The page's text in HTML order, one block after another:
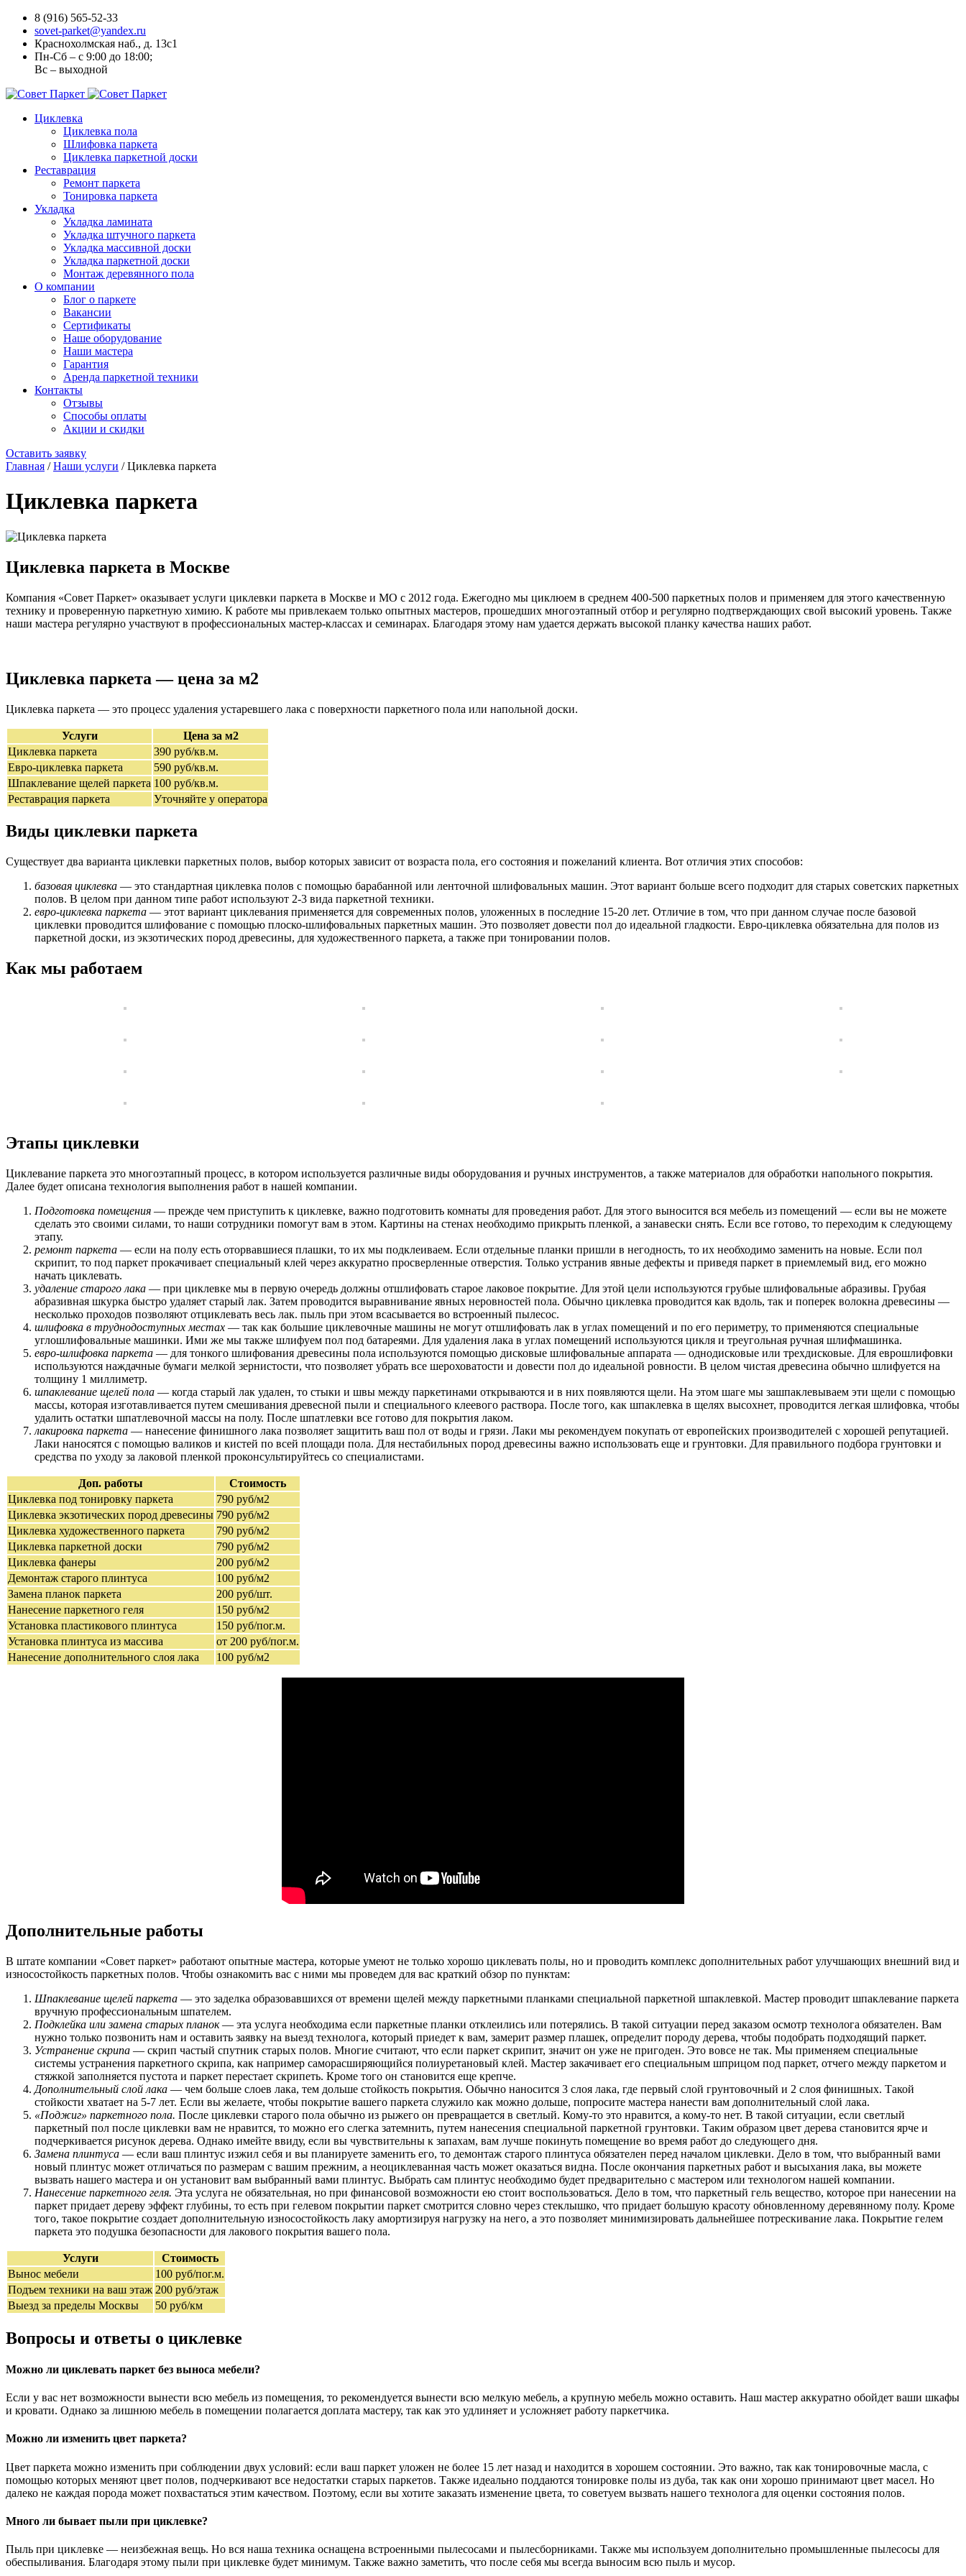
8 (916) 565-52-33
sovet-parket@yandex.ru
Краснохолмская наб., д. 13с1
Пн-Сб – с 9:00 до 18:00;
Вс – выходной
Циклевка
Циклевка пола
Шлифовка паркета
Циклевка паркетной доски
Реставрация
Ремонт паркета
Тонировка паркета
Укладка
Укладка ламината
Укладка штучного паркета
Укладка массивной доски
Укладка паркетной доски
Монтаж деревянного пола
О компании
Блог о паркете
Вакансии
Сертификаты
Наше оборудование
Наши мастера
Гарантия
Аренда паркетной техники
Контакты
Отзывы
Способы оплаты
Акции и скидки
Оставить заявку
Главная /Наши услуги /Циклевка паркета
Циклевка паркета
Циклевка паркета в Москве
Компания «Совет Паркет» оказывает услуги циклевки паркета в Москве и МО с 2012 года. Ежегодно мы циклюем в среднем 400-500 паркетных полов и применяем для этого качественную
технику и проверенную паркетную химию. К работе мы привлекаем только опытных мастеров, прошедших многоэтапный отбор и регулярно подтверждающих свой высокий уровень. Также
наши мастера регулярно участвуют в профессиональных мастер-классах и семинарах. Благодаря этому нам удается держать высокой планку качества наших работ.
Циклевка паркета — цена за м2
Циклевка паркета — это процесс удаления устаревшего лака с поверхности паркетного пола или напольной доски.
Услуги
Цена за м2
Циклевка паркета
390 руб/кв.м.
Евро-циклевка паркета
590 руб/кв.м.
Шпаклевание щелей паркета 100 руб/кв.м.
Реставрация паркета
Уточняйте у оператора
Виды циклевки паркета
Существует два варианта циклевки паркетных полов, выбор которых зависит от возраста пола, его состояния и пожеланий клиента. Вот отличия этих способов:
базовая циклевка — это стандартная циклевка полов с помощью барабанной или ленточной шлифовальных машин. Этот вариант больше всего подходит для старых советских паркетных
полов. В целом при данном типе работ используют 2-3 вида паркетной техники.
евро-циклевка паркета — этот вариант циклевания применяется для современных полов, уложенных в последние 15-20 лет. Отличие в том, что при данном случае после базовой
циклевки проводится шлифование с помощью плоско-шлифовальных паркетных машин. Это позволяет довести пол до идеальной гладкости. Евро-циклевка обязательна для полов из
паркетной доски, из экзотических пород древесины, для художественного паркета, а также при тонировании полов.
Как мы работаем
Этапы циклевки
Циклевание паркета это многоэтапный процесс, в котором используется различные виды оборудования и ручных инструментов, а также материалов для обработки напольного покрытия.
Далее будет описана технология выполнения работ в нашей компании.
Подготовка помещения — прежде чем приступить к циклевке, важно подготовить комнаты для проведения работ. Для этого выносится вся мебель из помещений — если вы не можете
сделать это своими силами, то наши сотрудники помогут вам в этом. Картины на стенах необходимо прикрыть пленкой, а занавески снять. Если все готово, то переходим к следующему
этапу.
ремонт паркета — если на полу есть оторвавшиеся плашки, то их мы подклеиваем. Если отдельные планки пришли в негодность, то их необходимо заменить на новые. Если пол
скрипит, то под паркет прокачивает специальный клей через аккуратно просверленные отверстия. Только устранив явные дефекты и приведя паркет в приемлемый вид, его можно
начать циклевать.
удаление старого лака — при циклевке мы в первую очередь должны отшлифовать старое лаковое покрытие. Для этой цели используются грубые шлифовальные абразивы. Грубая
абразивная шкурка быстро удаляет старый лак. Затем проводится выравнивание явных неровностей пола. Обычно циклевка проводится как вдоль, так и поперек волокна древесины —
несколько проходов позволяют отциклевать весь лак. пыль при этом всасывается во встроенный пылесос.
шлифовка в труднодоступных местах — так как большие циклевочные машины не могут отшлифовать лак в углах помещений и по его периметру, то применяются специальные
углошлифовальные машинки. Ими же мы также шлифуем пол под батареями. Для удаления лака в углах помещений используются цикля и треугольная ручная шлифмашинка.
евро-шлифовка паркета — для тонкого шлифования древесины пола используются помощью дисковые шлифовальные аппарата — однодисковые или трехдисковые. Для еврошлифовки
используются наждачные бумаги мелкой зернистости, что позволяет убрать все шероховатости и довести пол до идеальной ровности. В целом чистая древесина обычно шлифуется на
толщину 1 миллиметр.
шпаклевание щелей пола — когда старый лак удален, то стыки и швы между паркетинами открываются и в них появляются щели. На этом шаге мы зашпаклевываем эти щели с помощью
массы, которая изготавливается путем смешивания древесной пыли и специального клеевого раствора. После того, как шпаклевка в щелях высохнет, проводится легкая шлифовка, чтобы
удалить остатки шпатлевочной массы на полу. После шпатлевки все готово для покрытия лаком.
лакировка паркета — нанесение финишного лака позволяет защитить ваш пол от воды и грязи. Лаки мы рекомендуем покупать от европейских производителей с хорошей репутацией.
Лаки наносятся с помощью валиков и кистей по всей площади пола. Для нестабильных пород древесины важно использовать еще и грунтовки. Для правильного подбора грунтовки и
средства по уходу за лаковой пленкой проконсультируйтесь со специалистами.
Доп. работы
Стоимость
Циклевка под тонировку паркета
790 руб/м2
Циклевка экзотических пород древесины 790 руб/м2
Циклевка художественного паркета
790 руб/м2
Циклевка паркетной доски
790 руб/м2
Циклевка фанеры
200 руб/м2
Демонтаж старого плинтуса
100 руб/м2
Замена планок паркета
200 руб/шт.
Нанесение паркетного геля
150 руб/м2
Установка пластикового плинтуса
150 руб/пог.м.
Установка плинтуса из массива
от 200 руб/пог.м.
Нанесение дополнительного слоя лака
100 руб/м2
Дополнительные работы
В штате компании «Совет паркет» работают опытные мастера, которые умеют не только хорошо циклевать полы, но и проводить комплекс дополнительных работ улучшающих внешний вид и
износостойкость паркетных полов. Чтобы ознакомить вас с ними мы проведем для вас краткий обзор по пунктам:
Шпаклевание щелей паркета — это заделка образовавшихся от времени щелей между паркетными планками специальной паркетной шпаклевкой. Мастер проводит шпаклевание паркета
вручную профессиональным шпателем.
Подклейка или замена старых планок— эта услуга необходима если паркетные планки отклеились или потерялись. В такой ситуации перед заказом осмотр технолога обязателен. Вам
нужно только позвонить нам и оставить заявку на выезд технолога, который приедет к вам, замерит размер плашек, определит породу дерева, чтобы подобрать подходящий паркет.
Устранение скрипа — скрип частый спутник старых полов. Многие считают, что если паркет скрипит, значит он уже не пригоден. Это вовсе не так. Мы применяем специальные
системы устранения паркетного скрипа, как например саморасширяющийся полиуретановый клей. Мастер закачивает его специальным шприцом под паркет, отчего между паркетом и
стяжкой заполняется пустота и паркет перестает скрипеть. Кроме того он становится еще крепче.
Дополнительный слой лака — чем больше слоев лака, тем дольше стойкость покрытия. Обычно наносится 3 слоя лака, где первый слой грунтовочный и 2 слоя финишных. Такой
стойкости хватает на 5-7 лет. Если вы желаете, чтобы покрытие вашего паркета служило как можно дольше, попросите мастера нанести вам дополнительный слой лака.
«Поджиг» паркетного пола. После циклевки старого пола обычно из рыжего он превращается в светлый. Кому-то это нравится, а кому-то нет. В такой ситуации, если светлый
паркетный пол после циклевки вам не нравится, то можно его слегка затемнить, путем нанесения специальной паркетной грунтовки. Таким образом цвет дерева становится ярче и
подчеркивается рисунок дерева. Однако имейте ввиду, если вы чувствительны к запахам, вам лучше покинуть помещение во время работ до следующего дня.
Замена плинтуса — если ваш плинтус изжил себя и вы планируете заменить его, то демонтаж старого плинтуса обязателен перед началом циклевки. Дело в том, что выбранный вами
новый плинтус может отличаться по размерам с вашим прежним, а неоциклеванная часть может оказаться видна. После окончания паркетных работ и высыхания лака, вы можете
вызвать нашего мастера и он установит вам выбранный вами плинтус. Выбрать сам плинтус необходимо будет предварительно с мастером или технологом нашей компании.
Нанесение паркетного геля. Эта услуга не обязательная, но при финансовой возможности ею стоит воспользоваться. Дело в том, что паркетный гель вещество, которое при нанесении на
паркет придает дереву эффект глубины, то есть при гелевом покрытии паркет смотрится словно через стеклышко, что придает большую красоту обновленному деревянному полу. Кроме
того, такое покрытие создает дополнительную износостойкость лаку амортизируя нагрузку на него, а это позволяет минимизировать дальнейшее потрескивание лака. Покрытие гелем
паркета это подушка безопасности для лакового покрытия вашего пола.
Услуги
Стоимость
Вынос мебели
100 руб/пог.м.
Подъем техники на ваш этаж 200 руб/этаж
Выезд за пределы Москвы
50 руб/км
Вопросы и ответы о циклевке
Можно ли циклевать паркет без выноса мебели?
Если у вас нет возможности вынести всю мебель из помещения, то рекомендуется вынести всю мелкую мебель, а крупную мебель можно оставить. Наш мастер аккуратно обойдет ваши шкафы
и кровати. Однако за лишнюю мебель в помещении полагается доплата мастеру, так как это удлиняет и усложняет работу паркетчика.
Можно ли изменить цвет паркета?
Цвет паркета можно изменить при соблюдении двух условий: если ваш паркет уложен не более 15 лет назад и находится в хорошем состоянии. Это важно, так как тонировочные масла, с
помощью которых меняют цвет полов, подчеркивают все недостатки старых паркетов. Также идеально поддаются тонировке полы из дуба, так как они хорошо принимают цвет масел. Но
далеко не каждая порода может похвастаться этим качеством. Поэтому, если вы хотите заказать изменение цвета, то советуем вызвать нашего технолога для оценки состояния полов.
Много ли бывает пыли при циклевке?
Пыль при циклевке — неизбежная вещь. Но вся наша техника оснащена встроенными пылесосами и пылесборниками. Также мы используем дополнительно промышленные пылесосы для
обеспыливания. Благодаря этому пыли при циклевке будет минимум. Также важно заметить, что после себя мы всегда выносим всю пыль и мусор.